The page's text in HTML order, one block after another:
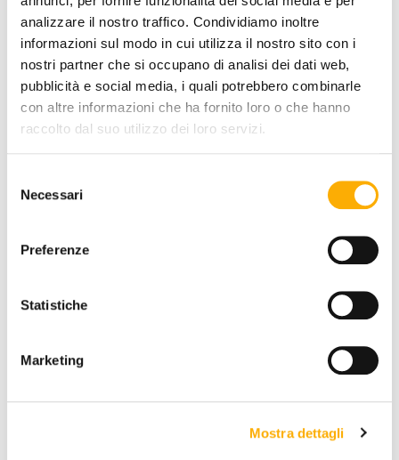
analizzare il nostro traffico. Condividiamo inoltre
informazioni sul modo in cui utilizza il nostro sito con i
nostri partner che si occupano di analisi dei dati web,
pubblicità e social media, i quali potrebbero combinarle
con altre informazioni che ha fornito loro o che hanno
raccolto dal suo utilizzo dei loro servizi.
delNecessari
Preferenze
Statistiche
Marketing
Mostra dettagli